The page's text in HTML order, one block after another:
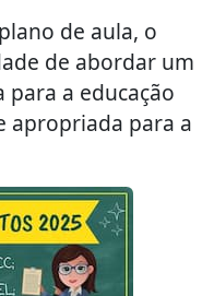
de aula, o
de abordar um
a educação
apropriada para a